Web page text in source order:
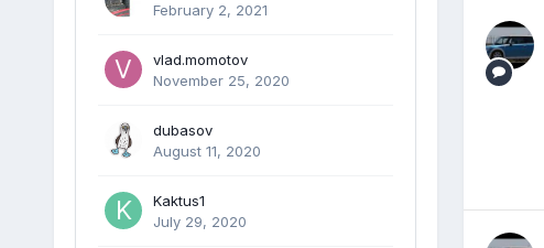
February 2, 2021
vlad.momotov
November 25, 2020
dubasov
August 11, 2020
Kaktus1
July 29, 2020